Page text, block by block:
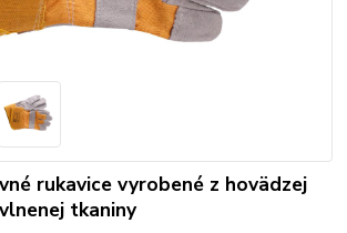
rukavice vyrobené z hovädzej
tkaniny